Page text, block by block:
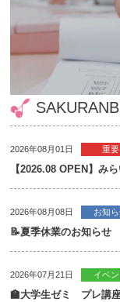
2026年08月01日 重要
【2026.08 OPEN】み
2026年08月08日 お知
📝夏季休業のお知らせ
2026年07月21日 イベン
🏫大学生ゼミ プレ講